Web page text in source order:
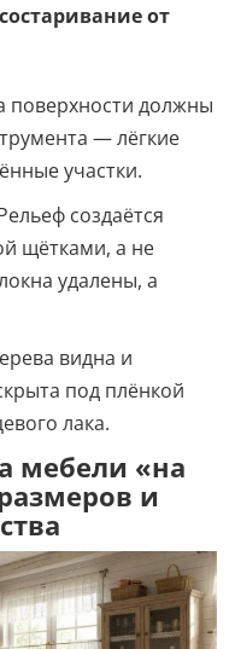
от
поверхности должны
— лёгкие
участки.
создаётся
щётками, а не
удалены, а
видна и
под плёнкой
лака.
мебели «на
и